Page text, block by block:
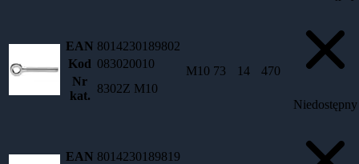
EAN 8014230189802
Kod 083020010
Nr
kat.
8302Z M10
M10 73 14 470
Niedostępny
EAN 8014230189819